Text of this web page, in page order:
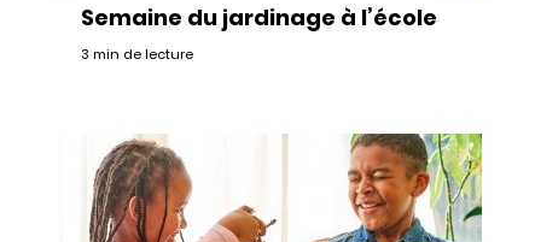
Semaine du jardinage à l’école
3 min de lecture